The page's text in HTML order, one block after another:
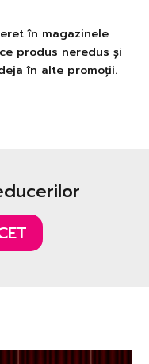
în magazinele
produs neredus și
în alte promoții.